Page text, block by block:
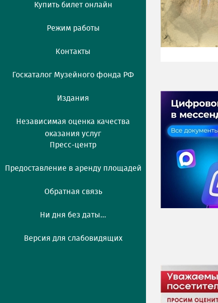
Купить билет онлайн
Режим работы
Контакты
Госкаталог Музейного фонда РФ
Издания
Независимая оценка качества
оказания услуг
Пресс-центр
Предоставление в аренду площадей
Обратная связь
Ни дня без даты...
Версия для слабовидящих